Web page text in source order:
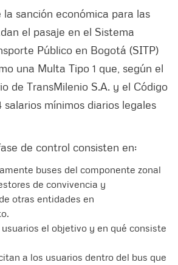
sanción económica para las
el pasaje en el Sistema
Público en Bogotá (SITP)
una Multa Tipo 1 que, según el
de TransMilenio S.A. y el Código
salarios mínimos diarios legales
de control consisten en:
buses del componente zonal
de convivencia y
otras entidades en
el objetivo y en qué consiste
a los usuarios dentro del bus que